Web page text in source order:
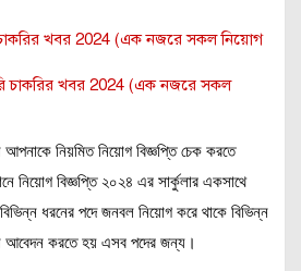
খবর 2024 (এক নজরে সকল নিয়োগ
চাকরির খবর 2024 (এক নজরে সকল
আপনাকে নিয়মিত নিয়োগ বিজ্ঞপ্তি চেক করতে
নিয়োগ বিজ্ঞপ্তি ২০২৪ এর সার্কুলার একসাথে
ধরনের পদে জনবল নিয়োগ করে থাকে বিভিন্ন
আবেদন করতে হয় এসব পদের জন্য।